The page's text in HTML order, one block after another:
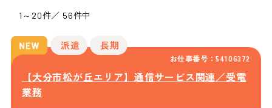
1～20件／ 56件中
お仕事番号：54106372
派遣 長期
【大分市松が丘エリア】通信サービス関連／受電
業務